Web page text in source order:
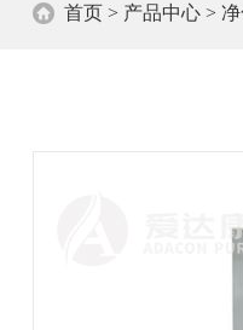
首页> 产品中心>